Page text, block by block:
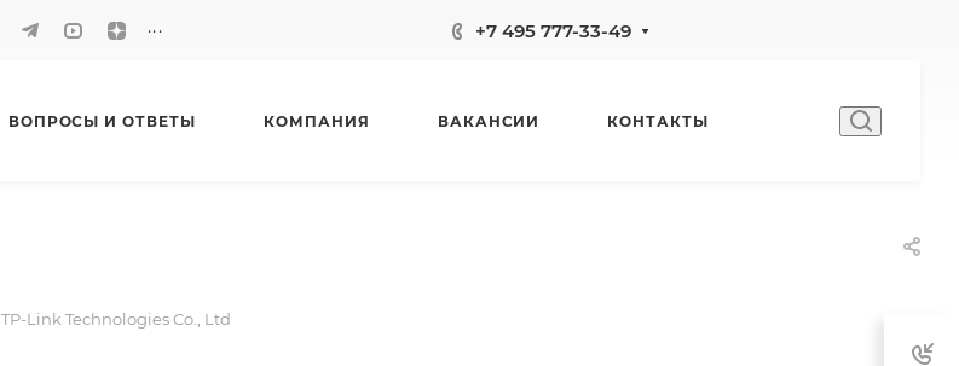
... +7 495 777-33-49
ВОПРОСЫ И ОТВЕТЫ КОМПАНИЯ ВАКАНСИИ КОНТАКТЫ
TP-Link Technologies Co., Ltd